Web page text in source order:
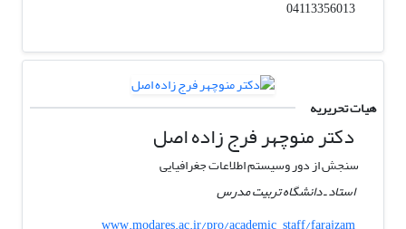
04113356013
هیات تحریریه
دکتر منوچهر فرج زاده اصل
سنجش از دور وسیستم اطلاعات جغرافیایی
استاد ـ دانشگاه تربیت مدرس